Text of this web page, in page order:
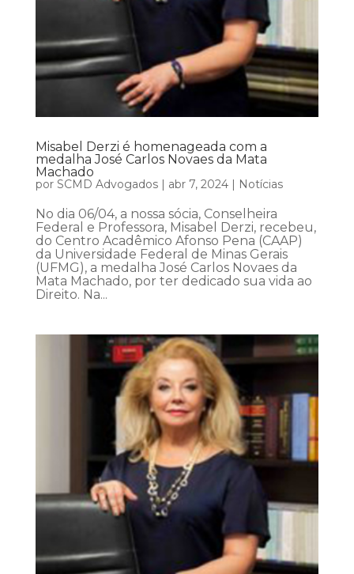
Misabel Derzi é homenageada com a
medalha José Carlos Novaes da Mata
Machado
por SCMD Advogados| abr 7, 2024| Notícias
No dia 06/04, a nossa sócia, Conselheira
Federal e Professora, Misabel Derzi, recebeu,
do Centro Acadêmico Afonso Pena (CAAP)
da Universidade Federal de Minas Gerais
(UFMG), a medalha José Carlos Novaes da
Mata Machado, por ter dedicado sua vida ao
Direito. Na...